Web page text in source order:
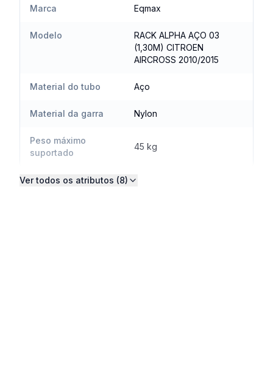
Marca Eqmax
Modelo
RACK ALPHA AÇO 03
(1,30M) CITROEN
AIRCROSS 2010/2015
Material do tubo Aço
Material da garra Nylon
Peso máximo
suportado
45 kg
Ver todos os atributos (8)